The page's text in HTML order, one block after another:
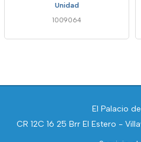
Unidad
1009064
El Palacio
CR 12C 16 25 Brr El Estero -